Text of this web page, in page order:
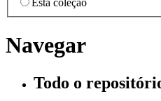
Navegar
Todo o